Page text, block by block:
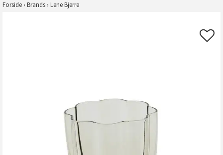
Forside › Brands › Lene Bjerre